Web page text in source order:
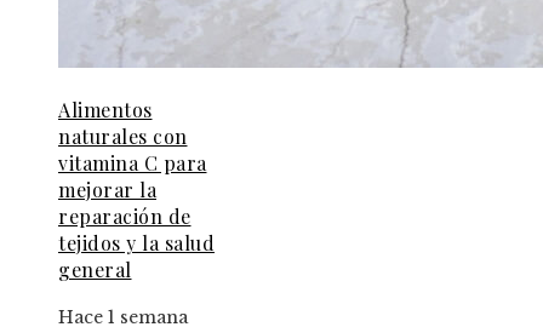
Alimentos
naturales con
vitamina C para
mejorar la
reparación de
tejidos y la salud
general
Hace 1 semana